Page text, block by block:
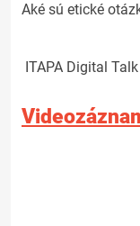
Aké sú etické
ITAPA Digital